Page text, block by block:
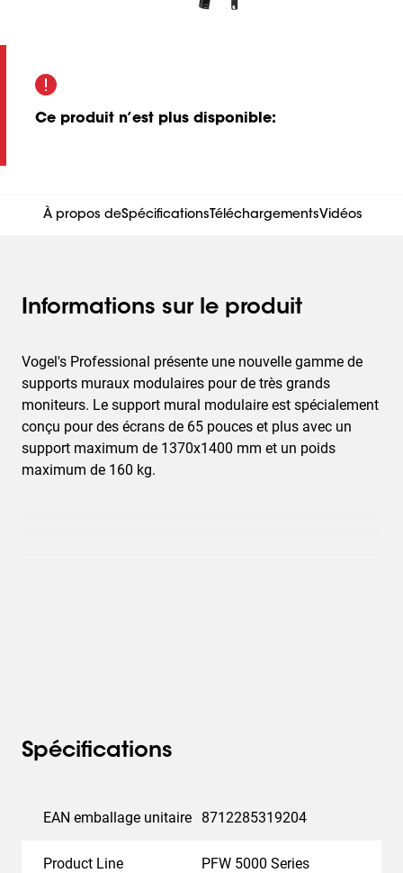
Ce produit n’est plus disponible:
À propos deSpécifications TéléchargementsVidéos
Informations sur le produit
Vogel's Professional présente une nouvelle gamme de
supports muraux modulaires pour de très grands
moniteurs. Le support mural modulaire est spécialement
conçu pour des écrans de 65 pouces et plus avec un
support maximum de 1370x1400 mm et un poids
maximum de 160 kg.
Spécifications
EAN emballage unitaire 8712285319204
Product Line PFW 5000 Series